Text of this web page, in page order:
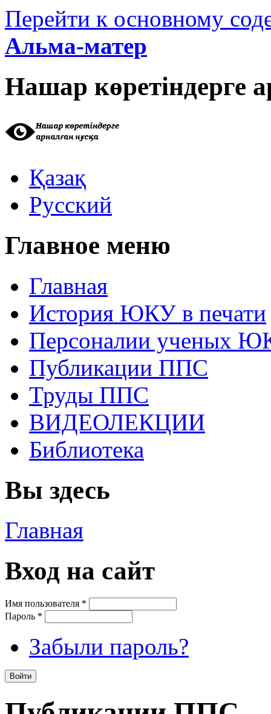
Перейти к основному
Альма-матер
Нашар көретіндерге
Қазақ
Русский
Главное меню
Главная
История ЮКУ в печати
Персоналии ученых
Публикации ППС
Труды ППС
ВИДЕОЛЕКЦИИ
Библиотека
Вы здесь
Главная
Вход на сайт
Имя пользователя *
Пароль *
Забыли пароль?